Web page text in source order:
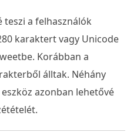
teszi a felhasználók
karaktert vagy Unicode
Korábban a
álltak. Néhány
azonban lehetővé